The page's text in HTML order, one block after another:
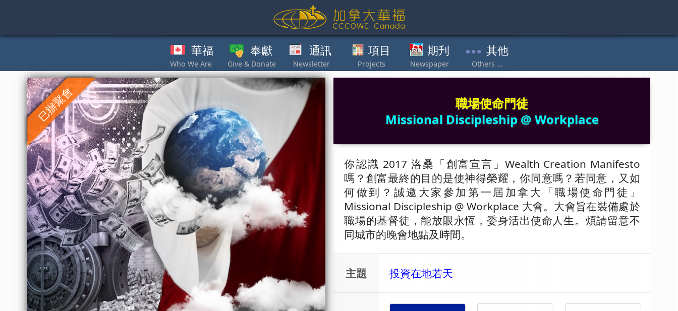
content
華福 奉獻 通訊 項目 期刋 其他
職場使命門徒
Missional Discipleship @ Workplace
你認識 2017 洛桑「創富宣言」Wealth Creation Manifesto
嗎？創富最終的目的是使神得榮耀，你同意嗎？若同意，又如
何做到？誠邀大家參加第一屆加拿大「職場使命門徒」
Missional Discipleship @ Workplace 大會。大會旨在裝備處於
職場的基督徒，能放眼永恆，委身活出使命人生。煩請留意不
同城市的晚會地點及時間。
主題 投資在地若天